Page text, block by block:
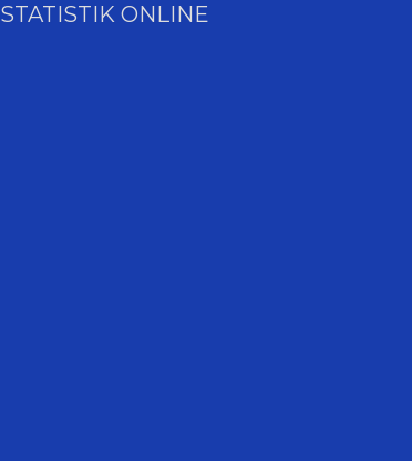
STATISTIK ONLINE